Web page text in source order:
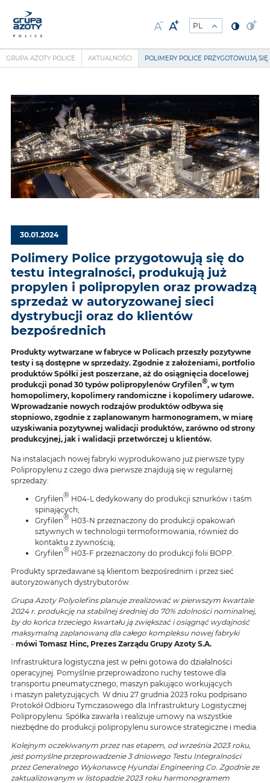
GRUPA AZOTY POLICE AKTUALNOŚCI POLIMERY POLICE PRZYGOTOWUJĄ
30.01.2024
Polimery Police przygotowują się do
testu integralności, produkują już
propylen i polipropylen oraz prowadzą
sprzedaż w autoryzowanej sieci
dystrybucji oraz do klientów
bezpośrednich
Produkty wytwarzane w fabryce w Policach przeszły pozytywne
testy i są dostępne w sprzedaży. Zgodnie z założeniami, portfolio
produktów Spółki jest poszerzane, aż do osiągnięcia docelowej
produkcji ponad 30 typów polipropylenów Gryfilen®, w tym
homopolimery, kopolimery randomiczne i kopolimery udarowe.
Wprowadzanie nowych rodzajów produktów odbywa się
stopniowo, zgodnie z zaplanowanym harmonogramem, w miarę
uzyskiwania pozytywnej walidacji produktów, zarówno od strony
produkcyjnej, jak i walidacji przetwórczej u klientów.
Na instalacjach nowej fabryki wyprodukowano już pierwsze typy
Polipropylenu z czego dwa pierwsze znajdują się w regularnej
sprzedaży:
Gryfilen® H04-L dedykowany do produkcji sznurków i taśm
spinających;
Gryfilen® H03-N przeznaczony do produkcji opakowań
sztywnych w technologii termoformowania, również do
kontaktu z żywnością;
Gryfilen® H03-F przeznaczony do produkcji folii BOPP.
Produkty sprzedawane są klientom bezpośrednim i przez sieć
autoryzowanych dystrybutorów.
Grupa Azoty Polyolefins planuje zrealizować w pierwszym kwartale
2024 r. produkcję na stabilnej średniej do 70% zdolności nominalnej,
by do końca trzeciego kwartału ją zwiększać i osiągnąć wydajność
maksymalną zaplanowaną dla całego kompleksu nowej fabryki
- mówi Tomasz Hinc, Prezes Zarządu Grupy Azoty S.A.
Infrastruktura logistyczna jest w pełni gotowa do działalności
operacyjnej. Pomyślnie przeprowadzono ruchy testowe dla
transportu pneumatycznego, maszyn pakująco workujących
i maszyn paletyzujących. W dniu 27 grudnia 2023 roku podpisano
Protokół Odbioru Tymczasowego dla Infrastruktury Logistycznej
Polipropylenu. Spółka zawarła i realizuje umowy na wszystkie
niezbędne do produkcji polipropylenu surowce strategiczne i media.
Kolejnym oczekiwanym przez nas etapem, od września 2023 roku,
jest pomyślne przeprowadzenie 3 dniowego Testu Integralności
przez Generalnego Wykonawcę Hyundai Engineering Co. Zgodnie ze
zaktualizowanym w listopadzie 2023 roku harmonogramem